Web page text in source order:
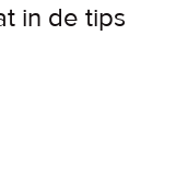
in de tips